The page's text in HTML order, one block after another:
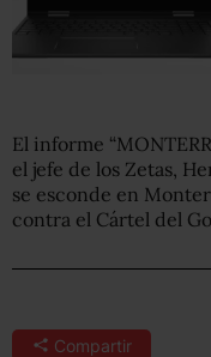
El informe
el jefe de los Zetas,
se esconde en
contra el Cártel del
Compartir